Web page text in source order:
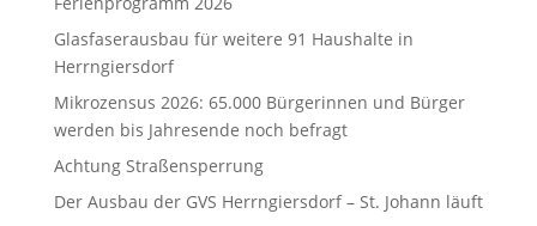
Glasfaserausbau für weitere 91 Haushalte in
Herrngiersdorf
Mikrozensus 2026: 65.000 Bürgerinnen und Bürger
werden bis Jahresende noch befragt
Achtung Straßensperrung
Der Ausbau der GVS Herrngiersdorf – St. Johann läuft